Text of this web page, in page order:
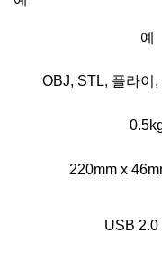
예
OBJ, STL, 플라이
220mm x
USB 2.0